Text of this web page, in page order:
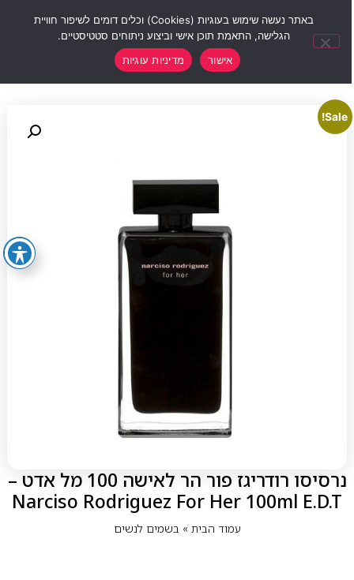
Sale!
נרסיסו רודריגז פור הר לאישה 100 מל אדט –
Narciso Rodriguez For Her 100ml E.D.T
עמוד הבית» בשמים לנשים
באתר נעשה שימוש בעוגיות (Cookies) וכלים דומים לשיפור חוויית
הגלישה, התאמת תוכן אישי וביצוע ניתוחים סטטיסטיים.
אישור
מדיניות עוגיות